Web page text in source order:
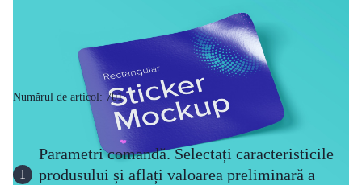
Numărul de articol: 701
1
Parametri comandă. Selectați caracteristicile
produsului și aflați valoarea preliminară a